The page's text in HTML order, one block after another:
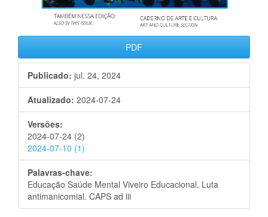
PDF
Publicado: jul. 24, 2024
Atualizado: 2024-07-24
Versões:
2024-07-24 (2)
2024-07-10 (1)
Palavras-chave:
Educação Saúde Mental Viveiro Educacional. Luta
antimanicomial. CAPS ad iii